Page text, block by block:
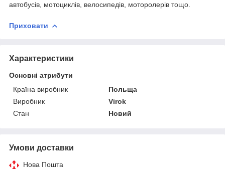
автобусів, мотоциклів, велосипедів, моторолерів тощо.
Приховати
Характеристики
Основні атрибути
Країна виробник
Польща
Виробник
Virok
Стан
Новий
Умови доставки
Нова Пошта